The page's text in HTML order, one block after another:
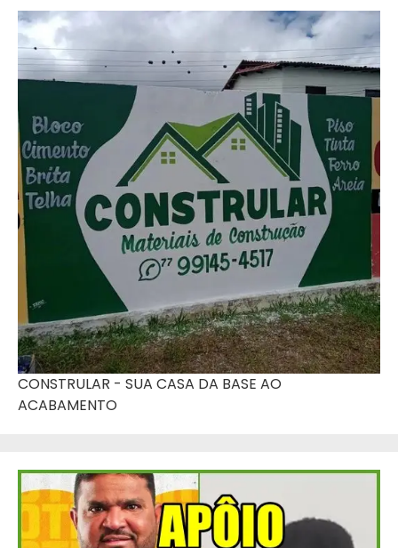
CONSTRULAR - SUA CASA DA BASE AO
ACABAMENTO